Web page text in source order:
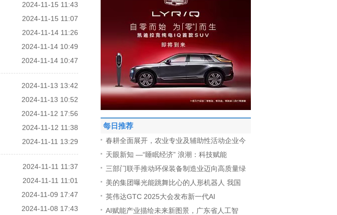
2024-11-15 11:43
2024-11-15 11:07
2024-11-14 11:26
2024-11-14 10:49
2024-11-14 10:47
2024-11-13 13:42
2024-11-13 10:52
2024-11-12 17:56
2024-11-12 11:38
2024-11-11 13:29
2024-11-11 11:37
2024-11-11 11:01
2024-11-09 17:47
2024-11-08 17:43
每日推荐
春耕全面展开，农业专业及辅助性活动企业今
天眼新知 —“睡眠经济” 浪潮：科技赋能
三部门联手推动环保装备制造业迈向高质量绿
美的集团曝光能跳舞比心的人形机器人 我国
英伟达GTC 2025大会发布新一代AI
AI赋能产业描绘未来新图景，广东省人工智